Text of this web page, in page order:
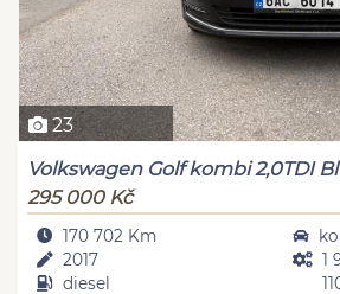
23
Volkswagen Golf kombi 2,0TDI
295 000 Kč
170 702 Km
2017
diesel
1